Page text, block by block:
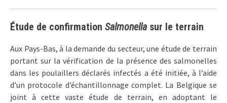
Étude de confirmation Salmonella sur le terrain
Aux Pays-Bas, à la demande du secteur, une étude de terrain
portant sur la vérification de la présence des salmonelles
dans les poulaillers déclarés infectés a été initiée, à l’aide
d’un protocole d’échantillonnage complet. La Belgique se
joint à cette vaste étude de terrain, en adoptant le